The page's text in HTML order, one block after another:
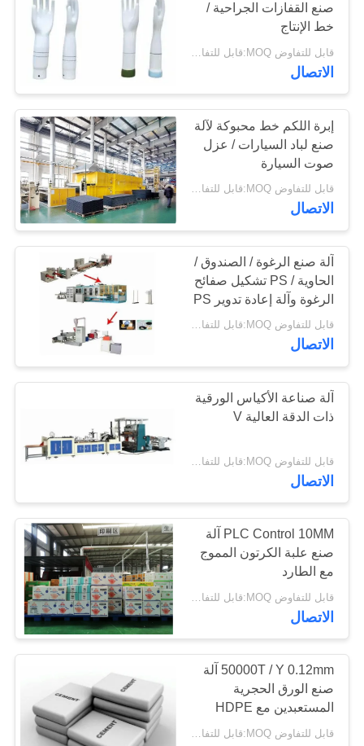
PRIVACY
POLICY
صنع القفازات الجراحية /
خط الإنتاج
قابل للتفاوض MOQ:قابل للتفاوض
الاتصال
إبرة اللكم خط محبوكة لآلة
صنع لباد السيارات / عزل
صوت السيارة
قابل للتفاوض MOQ:قابل للتفاوض
الاتصال
آلة صنع الرغوة / الصندوق /
الحاوية / PS تشكيل صفائح
الرغوة وآلة إعادة تدوير PS
قابل للتفاوض MOQ:قابل للتفاوض
الاتصال
آلة صناعة الأكياس الورقية
ذات الدقة العالية V
الاتصال
PLC Control 10MM آلة
صنع علبة الكرتون المموج
مع الطارد
قابل للتفاوض MOQ:قابل للتفاوض
الاتصال
50000T / Y 0.12mm آلة
صنع الورق الحجرية
المستعبدين مع HDPE
قابل للتفاوض MOQ:قابل للتفاوض